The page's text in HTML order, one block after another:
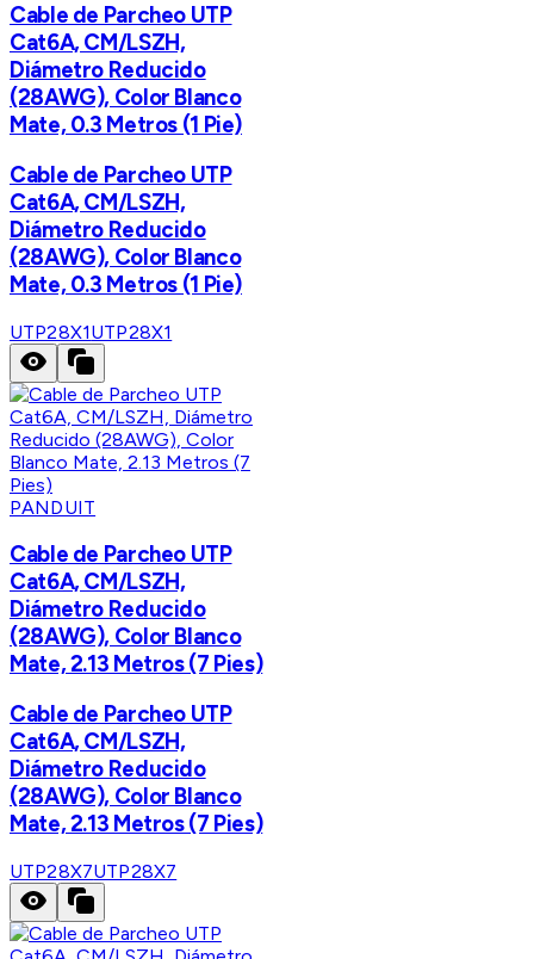
Cable de Parcheo UTP
Cat6A, CM/LSZH,
Diámetro Reducido
(28AWG), Color Blanco
Mate, 0.3 Metros (1 Pie)
Cable de Parcheo UTP
Cat6A, CM/LSZH,
Diámetro Reducido
(28AWG), Color Blanco
Mate, 0.3 Metros (1 Pie)
UTP28X1UTP28X1
PANDUIT
Cable de Parcheo UTP
Cat6A, CM/LSZH,
Diámetro Reducido
(28AWG), Color Blanco
Mate, 2.13 Metros (7 Pies)
Cable de Parcheo UTP
Cat6A, CM/LSZH,
Diámetro Reducido
(28AWG), Color Blanco
Mate, 2.13 Metros (7 Pies)
UTP28X7UTP28X7